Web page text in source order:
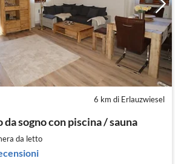
6 km di Erlauzwiesel
sogno con piscina / sauna
da letto